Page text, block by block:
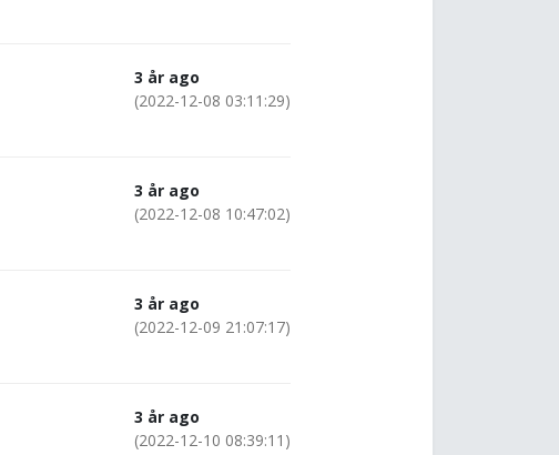
3 år ago
(2022-12-08 03:11:29)
3 år ago
(2022-12-08 10:47:02)
3 år ago
(2022-12-09 21:07:17)
3 år ago
(2022-12-10 08:39:11)